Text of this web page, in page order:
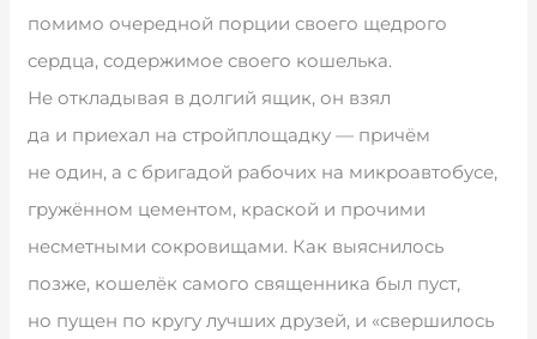
помимо очередной порции своего щедрого
сердца, содержимое своего кошелька.
Не откладывая в долгий ящик, он взял
да и приехал на стройплощадку — причём
не один, а с бригадой рабочих на микроавтобусе,
гружённом цементом, краской и прочими
несметными сокровищами. Как выяснилось
позже, кошелёк самого священника был пуст,
но пущен по кругу лучших друзей, и «свершилось